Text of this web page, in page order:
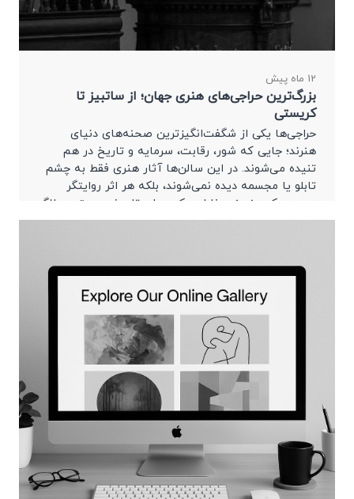
12 ماه پیش
بزرگ‌ترین حراجی‌های هنری جهان؛ از ساتبیز تا
کریستی
حراجی‌ها یکی از شگفت‌انگیزترین صحنه‌های دنیای
هنرند؛ جایی که شور، رقابت، سرمایه و تاریخ در هم
تنیده می‌شوند. در این سالن‌ها آثار هنری فقط به چشم
تابلو یا مجسمه دیده نمی‌شوند، بلکه هر اثر روایتگر
هویت یک هنرمند، خاطره یک دوران تاریخی و حتی بیانگر
قدرت مالی و فرهنگی خریداران است.